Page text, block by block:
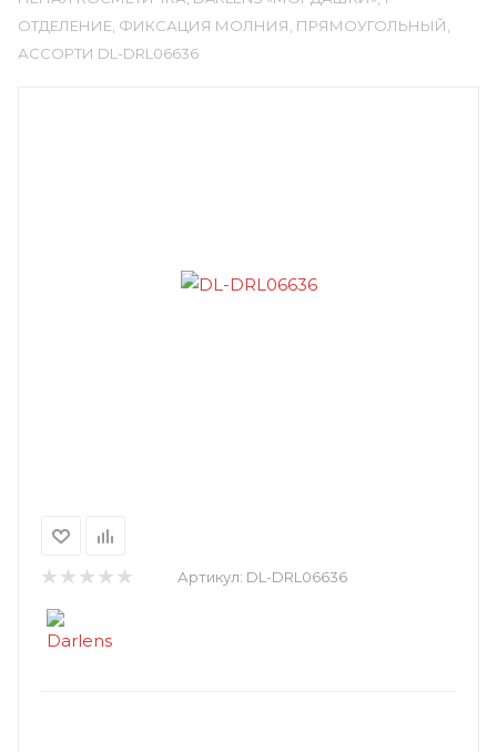
ОТДЕЛЕНИЕ, ФИКСАЦИЯ МОЛНИЯ, ПРЯМОУГОЛЬНЫЙ,
АССОРТИ DL-DRL06636
Артикул: DL-DRL06636